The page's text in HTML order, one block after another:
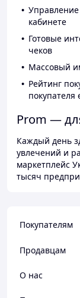
кабинете
Готовые
чеков
Массовый
Рейтинг
Prom —
Каждый день
увлечений и
маркетплейс
тысяч
Покупателям
Продавцам
О нас